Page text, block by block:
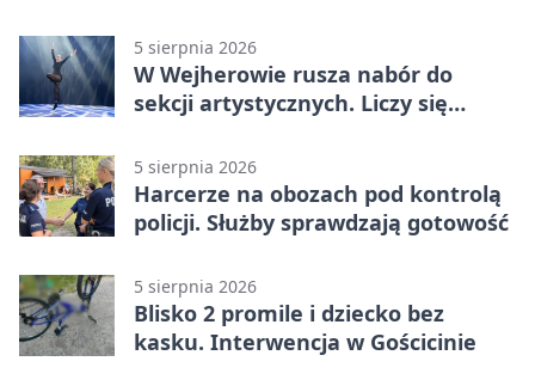
5 sierpnia 2026
W Wejherowie rusza nabór do
sekcji artystycznych. Liczy się
5 sierpnia 2026
Harcerze na obozach pod kontrolą
policji. Służby sprawdzają gotowość
5 sierpnia 2026
Blisko 2 promile i dziecko bez
kasku. Interwencja w Gościcinie